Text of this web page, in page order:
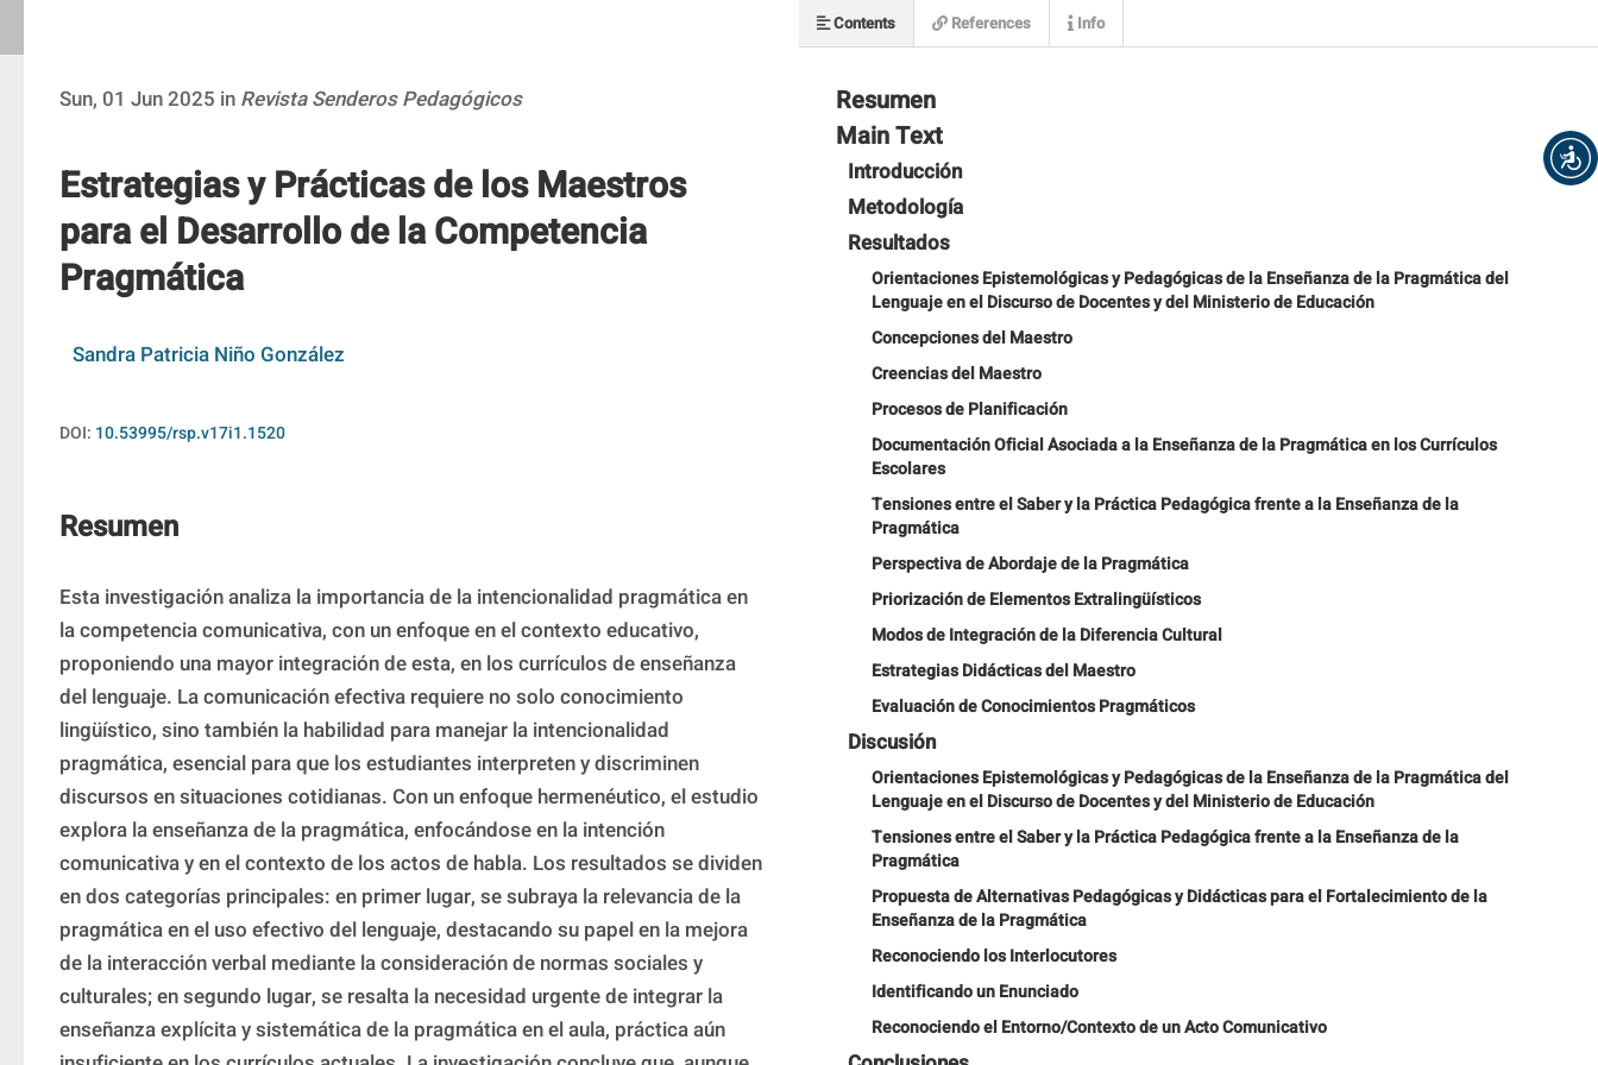
Sun, 01 Jun 2025 in Revista Senderos Pedagógicos
Estrategias y Prácticas de los Maestros
para el Desarrollo de la Competencia
Pragmática
Sandra Patricia Niño González
DOI: 10.53995/rsp.v17i1.1520
Resumen
Esta investigación analiza la importancia de la intencionalidad pragmática en
la competencia comunicativa, con un enfoque en el contexto educativo,
proponiendo una mayor integración de esta, en los currículos de enseñanza
del lenguaje. La comunicación efectiva requiere no solo conocimiento
lingüístico, sino también la habilidad para manejar la intencionalidad
pragmática, esencial para que los estudiantes interpreten y discriminen
discursos en situaciones cotidianas. Con un enfoque hermenéutico, el estudio
explora la enseñanza de la pragmática, enfocándose en la intención
comunicativa y en el contexto de los actos de habla. Los resultados se dividen
en dos categorías principales: en primer lugar, se subraya la relevancia de la
pragmática en el uso efectivo del lenguaje, destacando su papel en la mejora
de la interacción verbal mediante la consideración de normas sociales y
culturales; en segundo lugar, se resalta la necesidad urgente de integrar la
enseñanza explícita y sistemática de la pragmática en el aula, práctica aún
Resumen
Main Text
Introducción
Metodología
Resultados
Orientaciones Epistemológicas y Pedagógicas de la Enseñanza de la Pragmática del
Lenguaje en el Discurso de Docentes y del Ministerio de Educación
Concepciones del Maestro
Creencias del Maestro
Procesos de Planificación
Documentación Oficial Asociada a la Enseñanza de la Pragmática en los Currículos
Escolares
Tensiones entre el Saber y la Práctica Pedagógica frente a la Enseñanza de la
Pragmática
Perspectiva de Abordaje de la Pragmática
Priorización de Elementos Extralingüísticos
Modos de Integración de la Diferencia Cultural
Estrategias Didácticas del Maestro
Evaluación de Conocimientos Pragmáticos
Discusión
Orientaciones Epistemológicas y Pedagógicas de la Enseñanza de la Pragmática del
Lenguaje en el Discurso de Docentes y del Ministerio de Educación
Tensiones entre el Saber y la Práctica Pedagógica frente a la Enseñanza de la
Pragmática
Propuesta de Alternativas Pedagógicas y Didácticas para el Fortalecimiento de la
Enseñanza de la Pragmática
Reconociendo los Interlocutores
Identificando un Enunciado
Reconociendo el Entorno/Contexto de un Acto Comunicativo
Contents References Info